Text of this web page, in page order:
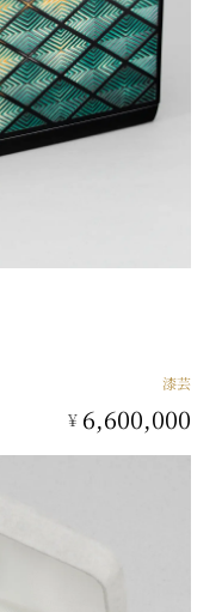
漆芸
¥ 6,600,000